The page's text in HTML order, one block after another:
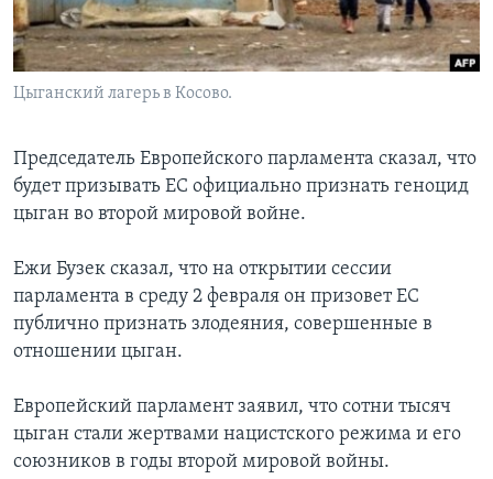
Learning English
СОЦИАЛЬНЫЕ СЕТИ
Языки
Цыганский лагерь в Косово.
Председатель Европейского парламента сказал, что
будет призывать ЕС официально признать геноцид
цыган во второй мировой войне.
Ежи Бузек сказал, что на открытии сессии
парламента в среду 2 февраля он призовет ЕС
публично признать злодеяния, совершенные в
отношении цыган.
Европейский парламент заявил, что сотни тысяч
цыган стали жертвами нацистского режима и его
союзников в годы второй мировой войны.